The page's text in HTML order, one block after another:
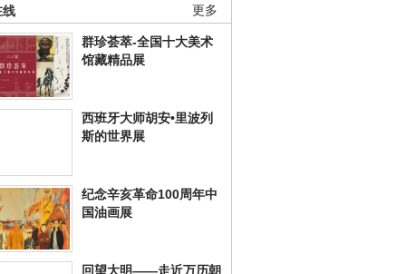
更多
线
群珍荟萃-全国十大美术
馆藏精品展
西班牙大师胡安•里波列
斯的世界展
纪念辛亥革命100周年中
国油画展
回望大明——走近万历朝